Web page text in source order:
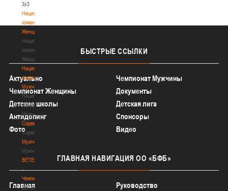
3х3
Национальная
команда.
Женщины
Национальная
команда.
Женщины
Национальная
команда.
Мужчины
Национальная
команда.
Мужчины
Соревнования
Соревнования
Мужчины
Мужчины
BETERA
-
Чемпионат
BETERA
БЫСТРЫЕ ССЫЛКИ
Актуально
Чемпионат Мужчины
Чемпионат Женщины
Документы
Детские школы
Детская лига
Антидопинг
Спонсоры
Фото
Видео
ГЛАВНАЯ НАВИГАЦИЯ ОО «БФБ»
Главная
Руководство